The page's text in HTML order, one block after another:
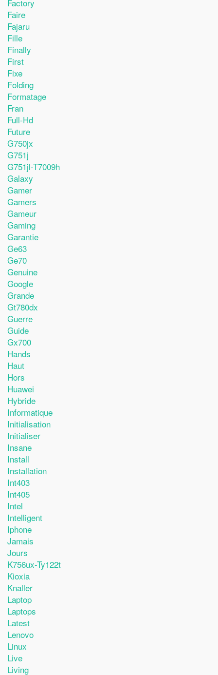
Factory
Faire
Fajaru
Fille
Finally
First
Fixe
Folding
Formatage
Fran
Full-Hd
Future
G750jx
G751j
G751jl-T7009h
Galaxy
Gamer
Gamers
Gameur
Gaming
Garantie
Ge63
Ge70
Genuine
Google
Grande
Gt780dx
Guerre
Guide
Gx700
Hands
Haut
Hors
Huawei
Hybride
Informatique
Initialisation
Initialiser
Insane
Install
Installation
Int403
Int405
Intel
Intelligent
Iphone
Jamais
Jours
K756ux-Ty122t
Kioxia
Knaller
Laptop
Laptops
Latest
Lenovo
Linux
Live
Living